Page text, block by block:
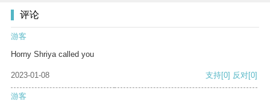
评论
游客
Horny Shriya called you
2023-01-08 支持[0] 反对[0]
游客